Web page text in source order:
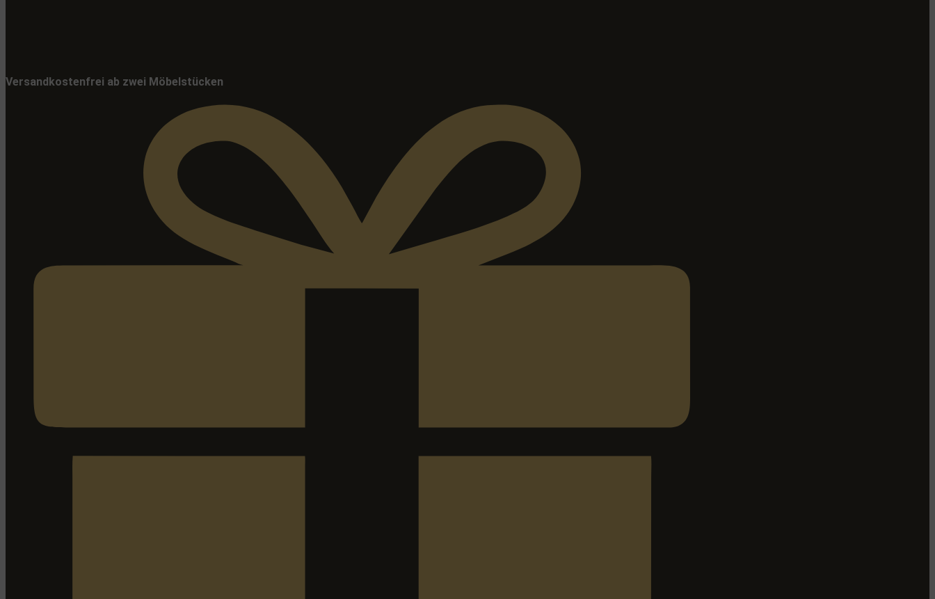
Versandkostenfrei ab zwei Möbelstücken